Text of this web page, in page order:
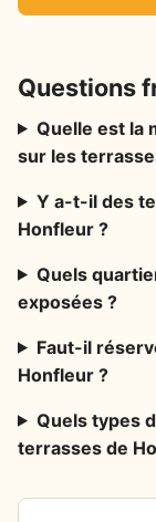
Questions
Quelle est la
sur les
Y a-t-il des
Honfleur ?
Quels
exposées ?
Faut-il
Honfleur ?
Quels types
terrasses de